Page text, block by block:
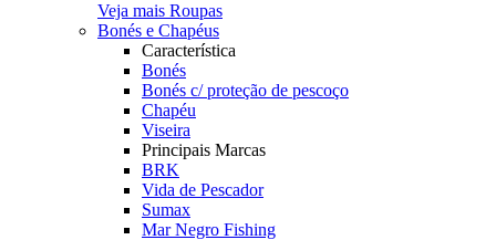
Veja mais Roupas
Bonés e Chapéus
Característica
Bonés
Bonés c/ proteção de pescoço
Chapéu
Viseira
Principais Marcas
BRK
Vida de Pescador
Sumax
Mar Negro Fishing